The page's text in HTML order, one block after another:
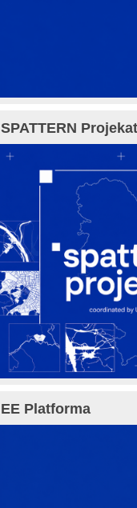
SPATTERN Projekat
EE Platforma